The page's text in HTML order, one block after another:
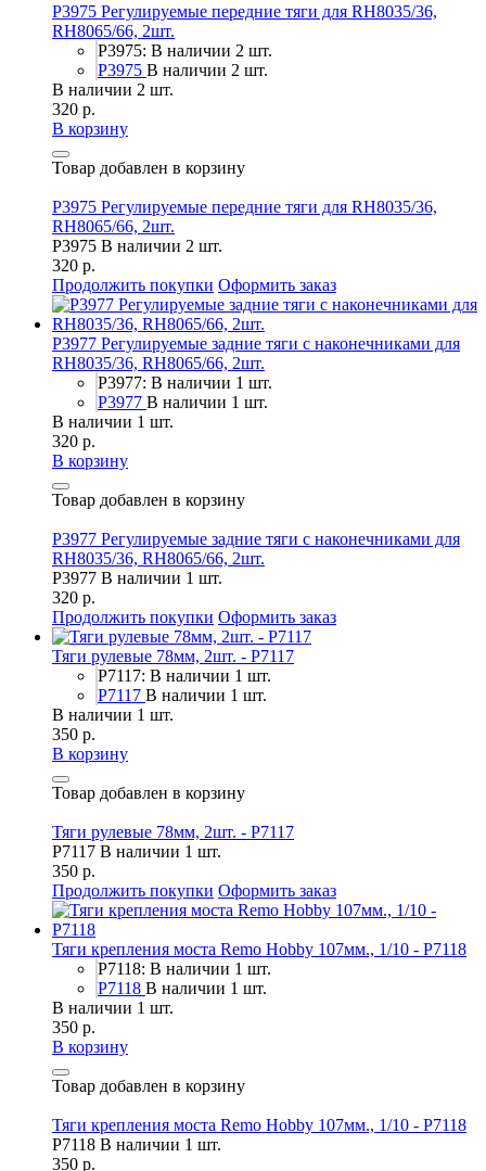
P3975 Регулируемые передние тяги для RH8035/36,
RH8065/66, 2шт.
P3975: В наличии 2 шт.
P3975 В наличии 2 шт.
В наличии 2 шт.
320 р.
В корзину
Товар добавлен в корзину
P3975 Регулируемые передние тяги для RH8035/36,
RH8065/66, 2шт.
P3975 В наличии 2 шт.
320 р.
Продолжить покупки Оформить заказ
P3977 Регулируемые задние тяги с наконечниками для
RH8035/36, RH8065/66, 2шт.
P3977: В наличии 1 шт.
P3977 В наличии 1 шт.
В наличии 1 шт.
320 р.
В корзину
Товар добавлен в корзину
P3977 Регулируемые задние тяги с наконечниками для
RH8035/36, RH8065/66, 2шт.
P3977 В наличии 1 шт.
320 р.
Продолжить покупки Оформить заказ
Тяги рулевые 78мм, 2шт. - P7117
P7117: В наличии 1 шт.
P7117 В наличии 1 шт.
В наличии 1 шт.
350 р.
В корзину
Товар добавлен в корзину
Тяги рулевые 78мм, 2шт. - P7117
P7117 В наличии 1 шт.
350 р.
Продолжить покупки Оформить заказ
Тяги крепления моста Remo Hobby 107мм., 1/10 - P7118
P7118: В наличии 1 шт.
P7118 В наличии 1 шт.
В наличии 1 шт.
350 р.
В корзину
Товар добавлен в корзину
Тяги крепления моста Remo Hobby 107мм., 1/10 - P7118
P7118 В наличии 1 шт.
350 р.